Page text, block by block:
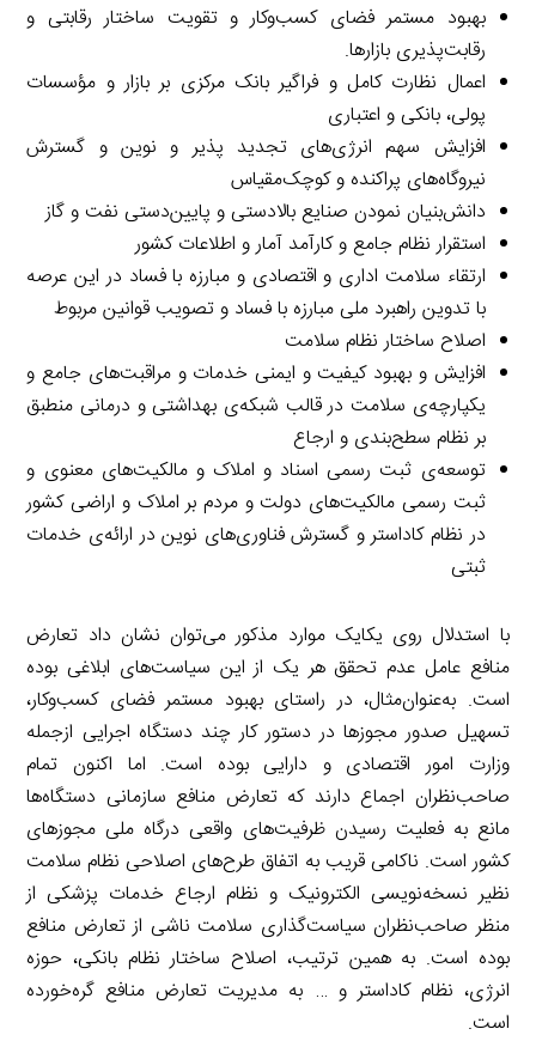
بهبود مستمر فضای کسب‌وکار و تقویت ساختار رقابتی و
رقابت‌پذیری بازارها.
اعمال نظارت کامل و فراگیر بانک مرکزی بر بازار و مؤسسات
پولی، بانکی و اعتباری
افزایش سهم انرژی‌های تجدید پذیر و نوین و گسترش
نیروگاه‌های پراکنده و کوچک‌مقیاس
دانش‌بنیان نمودن صنایع بالادستی و پایین‌دستی نفت و گاز
استقرار نظام جامع و کارآمد آمار و اطلاعات کشور
ارتقاء سلامت اداری و اقتصادی و مبارزه با فساد در این عرصه
با تدوین راهبرد ملی مبارزه با فساد و تصویب قوانین مربوط
اصلاح ساختار نظام سلامت
افزایش و بهبود کیفیت و ایمنی خدمات و مراقبت‌های جامع و
یکپارچه‌ی سلامت در قالب شبکه‌ی بهداشتی و درمانی منطبق
بر نظام سطح‌بندی و ارجاع
توسعه‌ی ثبت رسمی اسناد و املاک و مالکیت‌های معنوی و
ثبت رسمی مالکیت‌های دولت و مردم بر املاک و اراضی کشور
در نظام کاداستر و گسترش فناوری‌های نوین در ارائه‌ی خدمات
ثبتی
با استدلال روی یکایک موارد مذکور می‌توان نشان داد تعارض
منافع عامل عدم تحقق هر یک از این سیاست‌های ابلاغی بوده
است. به‌عنوان‌مثال، در راستای بهبود مستمر فضای کسب‌وکار،
تسهیل صدور مجوزها در دستور کار چند دستگاه اجرایی ازجمله
وزارت امور اقتصادی و دارایی بوده است. اما اکنون تمام
صاحب‌نظران اجماع دارند که تعارض منافع سازمانی دستگاه‌ها
مانع به فعلیت رسیدن ظرفیت‌های واقعی درگاه ملی مجوزهای
کشور است. ناکامی قریب به اتفاق طرح‌های اصلاحی نظام سلامت
نظیر نسخه‌نویسی الکترونیک و نظام ارجاع خدمات پزشکی از
منظر صاحب‌نظران سیاست‌گذاری سلامت ناشی از تعارض منافع
بوده است. به همین ترتیب، اصلاح ساختار نظام بانکی، حوزه
انرژی، نظام کاداستر و … به مدیریت تعارض منافع گره‌خورده
است.